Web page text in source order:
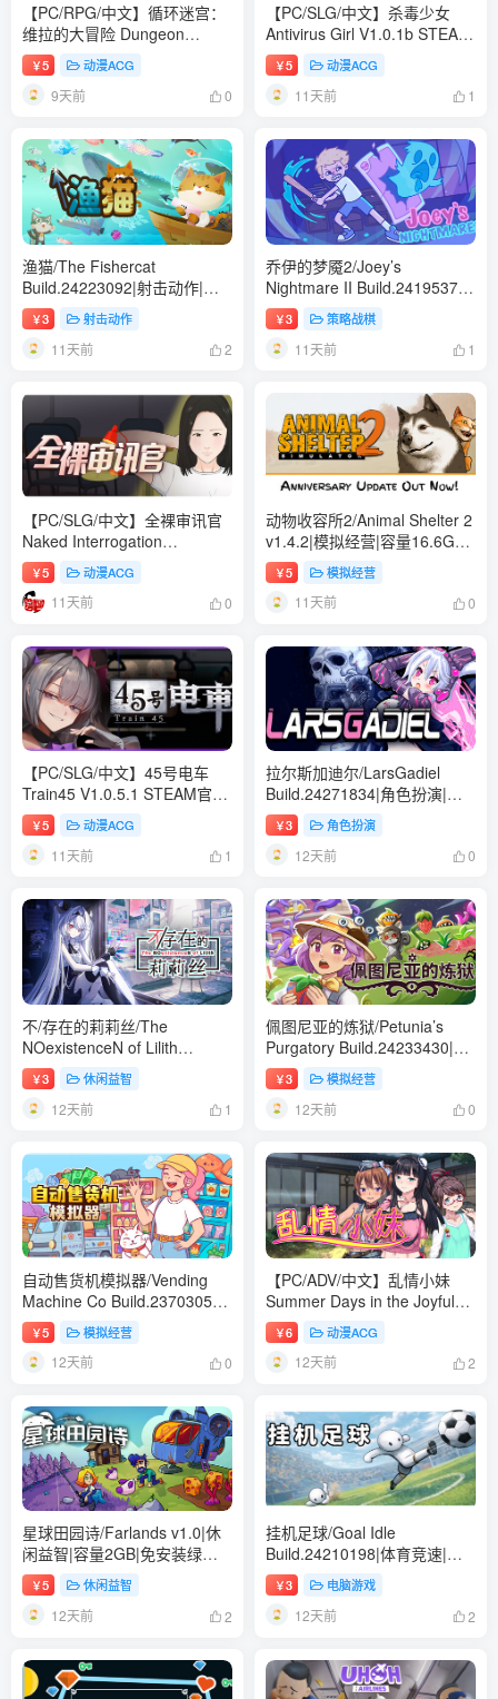
【PC/RPG/中文】循环迷宫：
维拉的大冒险 Dungeon
Repeater V1.00 STEAM官方
中文版【266MB】
￥5 动漫ACG
9天前 0
【PC/SLG/中文】杀毒少女
Antivirus Girl V1.0.1b STEAM
官方中文版【849MB】
￥5 动漫ACG
11天前 1
渔猫/The Fishercat
Build.24223092|射击动作|容
量303MB|免安装绿色中文版
￥3 射击动作
11天前 2
乔伊的梦魇2/Joey’s
Nightmare II Build.24195374|
策略战棋|容量845MB|免安装
绿色中文版
￥3 策略战棋
11天前 1
【PC/SLG/中文】全裸审讯官
Naked Interrogation
Simulator STEAM官方中文版
【657MB】
￥5 动漫ACG
11天前 0
动物收容所2/Animal Shelter 2
v1.4.2|模拟经营|容量16.6GB|
免安装绿色中文版
￥5 模拟经营
11天前 0
【PC/SLG/中文】45号电车
Train45 V1.0.5.1 STEAM官方
中文版【1.5GB】
￥5 动漫ACG
11天前 1
拉尔斯加迪尔/LarsGadiel
Build.24271834|角色扮演|容
量174MB|免安装绿色中文版
￥3 角色扮演
12天前 0
不/存在的莉莉丝/The
NOexistenceN of Lilith
Build.24242545|休闲益智|容
量544MB|免安装绿色中文版
￥3 休闲益智
12天前 1
佩图尼亚的炼狱/Petunia’s
Purgatory Build.24233430|模
拟经营|容量415MB|免安装绿
色中文版
￥3 模拟经营
12天前 0
自动售货机模拟器/Vending
Machine Co Build.23703055|
模拟经营|容量5GB|免安装绿
色中文版
￥5 模拟经营
12天前 0
【PC/ADV/中文】乱情小妹
Summer Days in the Joyful
Countryside V1.01 STEAM官
方中文版【837MB】
￥6 动漫ACG
12天前 2
星球田园诗/Farlands v1.0|休
闲益智|容量2GB|免安装绿色
中文版
￥5 休闲益智
12天前 2
挂机足球/Goal Idle
Build.24210198|体育竞速|容
量443MB|免安装绿色中文版
￥3 电脑游戏
12天前 2